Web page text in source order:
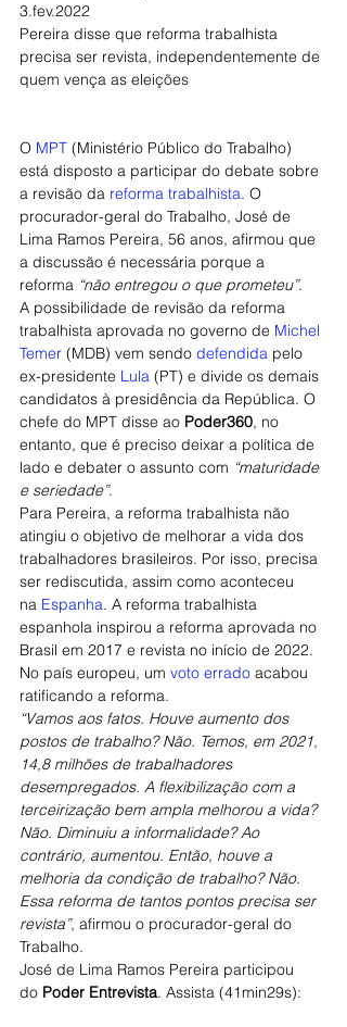
3.fev.2022
Pereira disse que reforma trabalhista
precisa ser revista, independentemente de
quem vença as eleições
O MPT (Ministério Público do Trabalho)
está disposto a participar do debate sobre
a revisão da reforma trabalhista. O
procurador-geral do Trabalho, José de
Lima Ramos Pereira, 56 anos, afirmou que
a discussão é necessária porque a
reforma “não entregou o que prometeu”.
A possibilidade de revisão da reforma
trabalhista aprovada no governo de Michel
Temer (MDB) vem sendo defendida pelo
ex-presidente Lula (PT) e divide os demais
candidatos à presidência da República. O
chefe do MPT disse ao Poder360, no
entanto, que é preciso deixar a política de
lado e debater o assunto com “maturidade
e seriedade”.
Para Pereira, a reforma trabalhista não
atingiu o objetivo de melhorar a vida dos
trabalhadores brasileiros. Por isso, precisa
ser rediscutida, assim como aconteceu
na Espanha. A reforma trabalhista
espanhola inspirou a reforma aprovada no
Brasil em 2017 e revista no início de 2022.
No país europeu, um voto errado acabou
ratificando a reforma.
“Vamos aos fatos. Houve aumento dos
postos de trabalho? Não. Temos, em 2021,
14,8 milhões de trabalhadores
desempregados. A flexibilização com a
terceirização bem ampla melhorou a vida?
Não. Diminuiu a informalidade? Ao
contrário, aumentou. Então, houve a
melhoria da condição de trabalho? Não.
Essa reforma de tantos pontos precisa ser
revista”, afirmou o procurador-geral do
Trabalho.
José de Lima Ramos Pereira participou
do Poder Entrevista. Assista (41min29s):